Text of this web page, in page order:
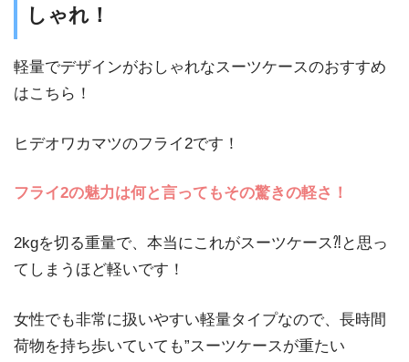
しゃれ！
軽量でデザインがおしゃれなスーツケースのおすすめ
はこちら！
ヒデオワカマツのフライ2です！
フライ2の魅力は何と言ってもその驚きの軽さ！
2kgを切る重量で、本当にこれがスーツケース⁈と思っ
てしまうほど軽いです！
女性でも非常に扱いやすい軽量タイプなので、長時間
荷物を持ち歩いていても”スーツケースが重たい